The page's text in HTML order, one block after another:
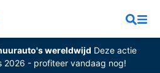
wereldwijd Deze actie
2026 - profiteer vandaag nog!